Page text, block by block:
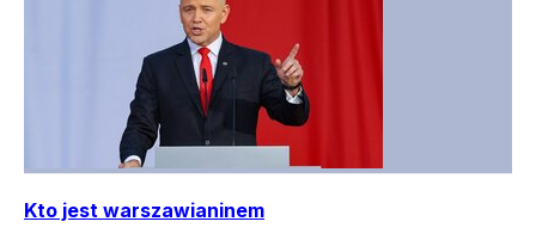
Kto jest warszawianinem